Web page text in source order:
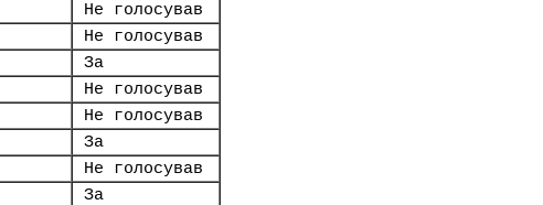
Не голосував
Не голосував
За
Не голосував
Не голосував
За
Не голосував
За